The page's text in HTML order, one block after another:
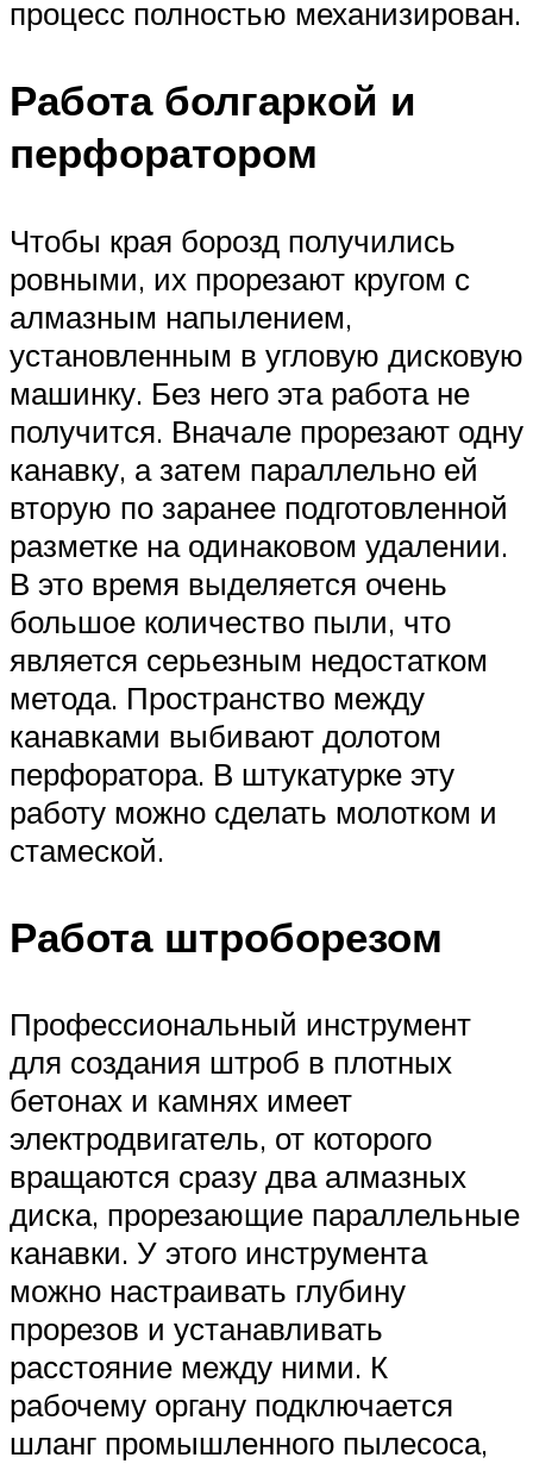
процесс полностью механизирован.
Работа болгаркой и
перфоратором
Чтобы края борозд получились
ровными, их прорезают кругом с
алмазным напылением,
установленным в угловую дисковую
машинку. Без него эта работа не
получится. Вначале прорезают одну
канавку, а затем параллельно ей
вторую по заранее подготовленной
разметке на одинаковом удалении.
В это время выделяется очень
большое количество пыли, что
является серьезным недостатком
метода. Пространство между
канавками выбивают долотом
перфоратора. В штукатурке эту
работу можно сделать молотком и
стамеской.
Работа штроборезом
Профессиональный инструмент
для создания штроб в плотных
бетонах и камнях имеет
электродвигатель, от которого
вращаются сразу два алмазных
диска, прорезающие параллельные
канавки. У этого инструмента
можно настраивать глубину
прорезов и устанавливать
расстояние между ними. К
рабочему органу подключается
шланг промышленного пылесоса,